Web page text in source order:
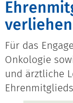
verliehen
Für das
Onkologie
und ärztliche